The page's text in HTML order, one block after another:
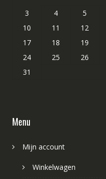
3
4 5
10
11 12
17
18 19
24
25 26
31
Menu
Mijn account
Winkelwagen